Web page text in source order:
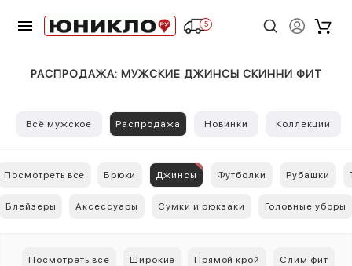
5
РАСПРОДАЖА: МУЖСКИЕ ДЖИНСЫ СКИННИ ФИТ
Всё мужское Распродажа Новинки Коллекции
Посмотреть все Брюки Джинсы Футболки Рубашки
Блейзеры Аксессуары Сумки и рюкзаки Головные уборы
Посмотреть все Широкие Прямой крой Слим фит